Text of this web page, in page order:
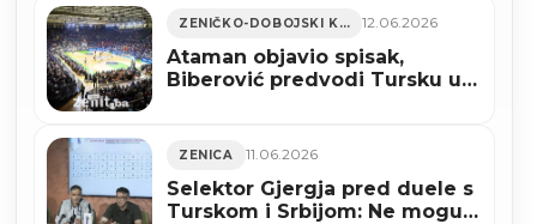
Bukurešt
ZENIČKO-DOBOJSKI KANTON 12.06.2026
Ataman objavio spisak,
Biberović predvodi Tursku u
ZENICA 11.06.2026
Selektor Gjergja pred duele s
Turskom i Srbijom: Ne mogu